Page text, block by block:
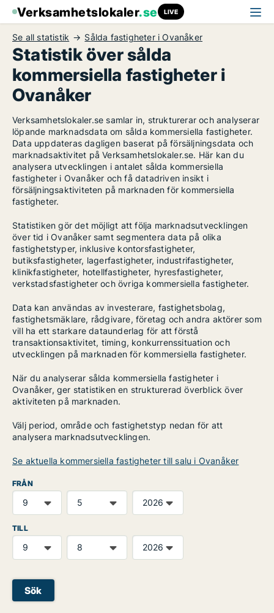
Verksamhetslokaler.se LIVE
Se all statistik Sålda fastigheter i Ovanåker
Statistik över sålda
kommersiella fastigheter i
Ovanåker
Verksamhetslokaler.se samlar in, strukturerar och analyserar
löpande marknadsdata om sålda kommersiella fastigheter.
Data uppdateras dagligen baserat på försäljningsdata och
marknadsaktivitet på Verksamhetslokaler.se. Här kan du
analysera utvecklingen i antalet sålda kommersiella
fastigheter i Ovanåker och få datadriven insikt i
försäljningsaktiviteten på marknaden för kommersiella
fastigheter.
Statistiken gör det möjligt att följa marknadsutvecklingen
över tid i Ovanåker samt segmentera data på olika
fastighetstyper, inklusive kontorsfastigheter,
butiksfastigheter, lagerfastigheter, industrifastigheter,
klinikfastigheter, hotellfastigheter, hyresfastigheter,
verkstadsfastigheter och övriga kommersiella fastigheter.
Data kan användas av investerare, fastighetsbolag,
fastighetsmäklare, rådgivare, företag och andra aktörer som
vill ha ett starkare dataunderlag för att förstå
transaktionsaktivitet, timing, konkurrenssituation och
utvecklingen på marknaden för kommersiella fastigheter.
När du analyserar sålda kommersiella fastigheter i
Ovanåker, ger statistiken en strukturerad överblick över
aktiviteten på marknaden.
Välj period, område och fastighetstyp nedan för att
analysera marknadsutvecklingen.
Se aktuella kommersiella fastigheter till salu i Ovanåker
FRÅN
TILL
Sök